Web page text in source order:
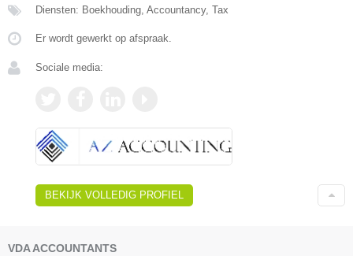
Diensten: Boekhouding, Accountancy, Tax
Er wordt gewerkt op afspraak.
Sociale media:
BEKIJK VOLLEDIG PROFIEL
VDA ACCOUNTANTS